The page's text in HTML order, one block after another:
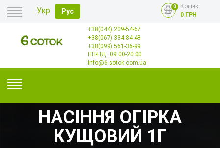
Укр Рус
0
Кошик
0 ГРН
Головна
Оплата
Доставка
+38(044) 209-54-67
+38(067) 334-84-48
+38(099) 561-36-99
ПН-НД : 09:00-20:00
info@6-sotok.com.ua
НАСІННЯ ОГІРКА
КУЩОВИЙ 1Г